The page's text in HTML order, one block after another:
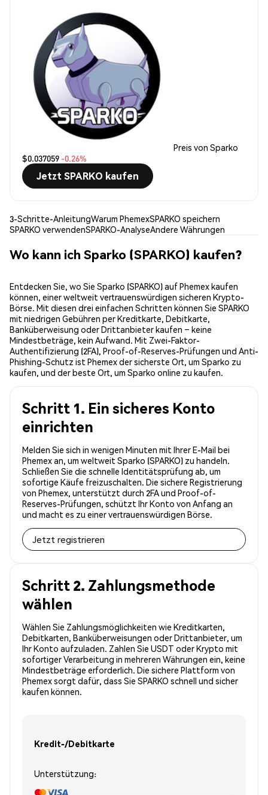
Preis von Sparko
$0.037059 -0.26%
Jetzt SPARKO kaufen
3-Schritte-AnleitungWarum PhemexSPARKO speichern
SPARKO verwendenSPARKO-AnalyseAndere Währungen
Wo kann ich Sparko (SPARKO) kaufen?
Entdecken Sie, wo Sie Sparko (SPARKO) auf Phemex kaufen
können, einer weltweit vertrauenswürdigen sicheren Krypto-
Börse. Mit diesen drei einfachen Schritten können Sie SPARKO
mit niedrigen Gebühren per Kreditkarte, Debitkarte,
Banküberweisung oder Drittanbieter kaufen – keine
Mindestbeträge, kein Aufwand. Mit Zwei-Faktor-
Authentifizierung (2FA), Proof-of-Reserves-Prüfungen und Anti-
Phishing-Schutz ist Phemex der sicherste Ort, um Sparko zu
kaufen, und der beste Ort, um Sparko online zu kaufen.
Schritt 1. Ein sicheres Konto
einrichten
Melden Sie sich in wenigen Minuten mit Ihrer E-Mail bei
Phemex an, um weltweit Sparko (SPARKO) zu handeln.
Schließen Sie die schnelle Identitätsprüfung ab, um
sofortige Käufe freizuschalten. Die sichere Registrierung
von Phemex, unterstützt durch 2FA und Proof-of-
Reserves-Prüfungen, schützt Ihr Konto von Anfang an
und macht es zu einer vertrauenswürdigen Börse.
Jetzt registrieren
Schritt 2. Zahlungsmethode
wählen
Wählen Sie Zahlungsmöglichkeiten wie Kreditkarten,
Debitkarten, Banküberweisungen oder Drittanbieter, um
Ihr Konto aufzuladen. Zahlen Sie USDT oder Krypto mit
sofortiger Verarbeitung in mehreren Währungen ein, keine
Mindestbeträge erforderlich. Die sichere Plattform von
Phemex sorgt dafür, dass Sie SPARKO schnell und sicher
kaufen können.
Kredit-/Debitkarte
Unterstützung: